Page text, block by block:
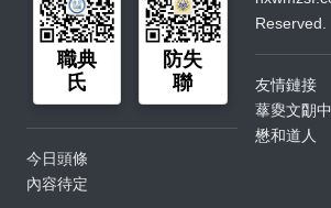
職典
氏
防失
聯
今日頭條
內容待定
Reserved.
友情鏈接
蕐夓文朙
懋和道人